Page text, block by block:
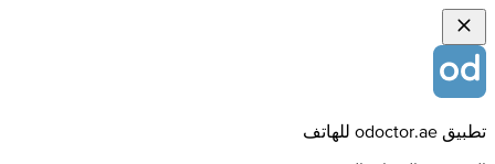
تطبيق odoctor.ae للهاتف